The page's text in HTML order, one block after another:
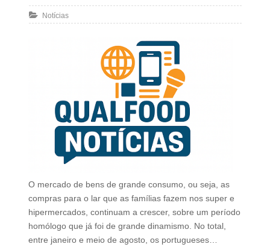
Notícias
O mercado de bens de grande consumo, ou seja, as
compras para o lar que as famílias fazem nos super e
hipermercados, continuam a crescer, sobre um período
homólogo que já foi de grande dinamismo. No total,
entre janeiro e meio de agosto, os portugueses…